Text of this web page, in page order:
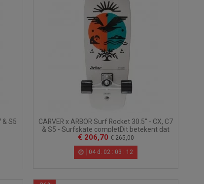
& S5
CARVER x ARBOR Surf Rocket 30.5" - CX, C7
& S5 - Surfskate completDit betekent dat
het...
€ 206,70 € 265,00
04 d. 02 : 03 : 10